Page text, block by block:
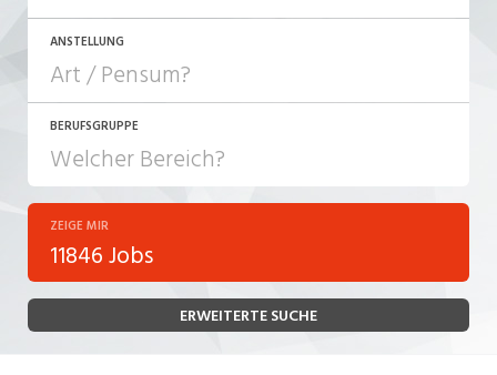
ANSTELLUNG
JOB-TYP
Festanstellung
Temporär (befristet)
BERUFSGRUPPE
Bank, Versicherung
Bau, Handwerk, Elektro
Bildung, Kunst, Design, Soziale Berufe, Sport
ZEIGE MIR
11846 Jobs
ERWEITERTE SUCHE